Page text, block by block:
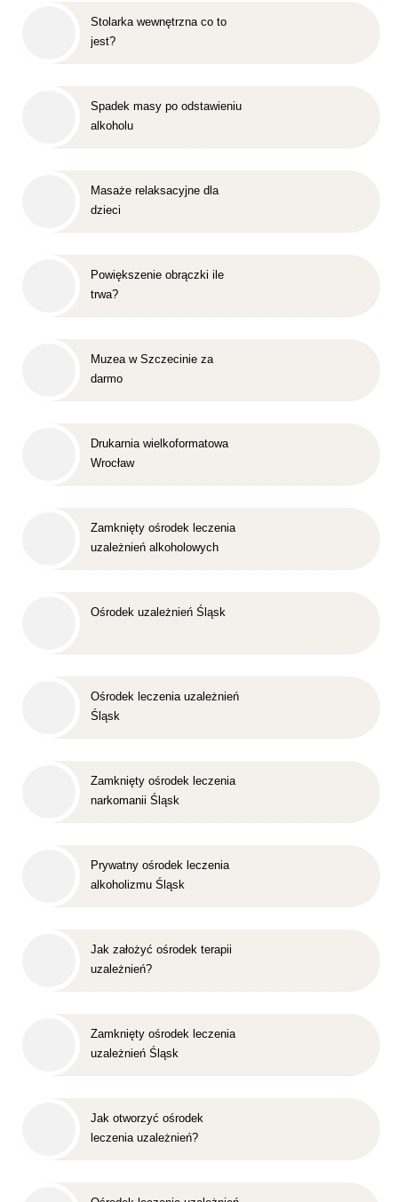
Stolarka wewnętrzna co to
jest?
Spadek masy po odstawieniu
alkoholu
Masaże relaksacyjne dla
dzieci
Powiększenie obrączki ile
trwa?
Muzea w Szczecinie za
darmo
Drukarnia wielkoformatowa
Wrocław
Zamknięty ośrodek leczenia
uzależnień alkoholowych
Ośrodek uzależnień Śląsk
Ośrodek leczenia uzależnień
Śląsk
Zamknięty ośrodek leczenia
narkomanii Śląsk
Prywatny ośrodek leczenia
alkoholizmu Śląsk
Jak założyć ośrodek terapii
uzależnień?
Zamknięty ośrodek leczenia
uzależnień Śląsk
Jak otworzyć ośrodek
leczenia uzależnień?